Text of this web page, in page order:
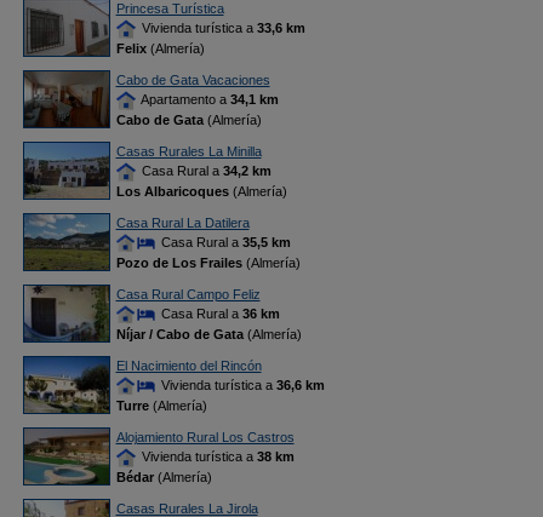
Princesa Turística
Vivienda turística a 33,6 km
Felix(Almería)
Cabo de Gata Vacaciones
Apartamento a 34,1 km
Cabo de Gata(Almería)
Casas Rurales La Minilla
Casa Rural a 34,2 km
Los Albaricoques(Almería)
Casa Rural La Datilera
Casa Rural a 35,5 km
Pozo de Los Frailes(Almería)
Casa Rural Campo Feliz
Casa Rural a 36 km
Níjar / Cabo de Gata(Almería)
El Nacimiento del Rincón
Vivienda turística a 36,6 km
Turre(Almería)
Alojamiento Rural Los Castros
Vivienda turística a 38 km
Bédar(Almería)
Casas Rurales La Jirola